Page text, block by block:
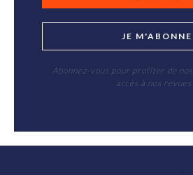
JE M'ABONNE
Abonnez-vous pour profiter de
accès à nos